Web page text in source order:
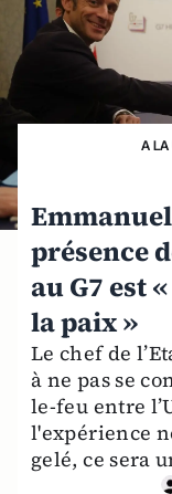
A LA
présence
au G7 est
la paix »
Le chef de
à ne pas se
le-feu entre
l'expérience
gelé, ce sera